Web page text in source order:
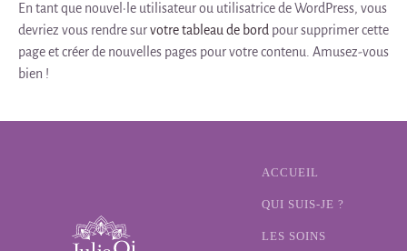
En tant que nouvel·le utilisateur ou utilisatrice de WordPress, vous
devriez vous rendre survotre tableau de bord pour supprimer cette
page et créer de nouvelles pages pour votre contenu. Amusez-vous
bien !
ACCUEIL
QUI SUIS-JE ?
LES SOINS